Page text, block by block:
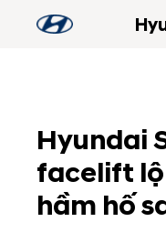
Hyundai
facelift lộ
hầm hố